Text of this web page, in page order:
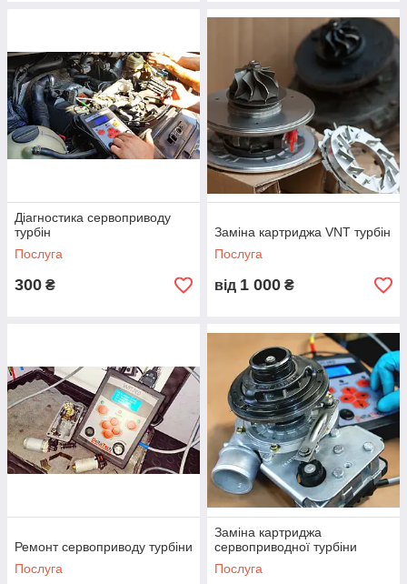
Діагностика сервоприводу
турбін
Послуга
300 ₴
Заміна картриджа VNT турбін
Послуга
від 1 000 ₴
Ремонт сервоприводу турбіни
Послуга
Заміна картриджа
сервоприводної турбіни
Послуга